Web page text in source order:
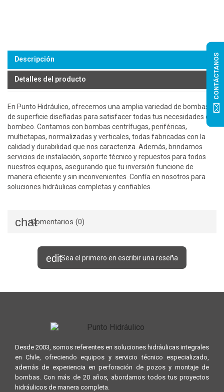
Descripción
Detalles del producto
En Punto Hidráulico, ofrecemos una amplia variedad de bombas
de superficie diseñadas para satisfacer todas tus necesidades de
bombeo. Contamos con bombas centrífugas, periféricas,
multietapas, normalizadas y verticales, todas fabricadas con la
calidad y durabilidad que nos caracteriza. Además, brindamos
servicios de instalación, soporte técnico y repuestos para todos
nuestros equipos, asegurando que tu inversión funcione de
manera eficiente y sin inconvenientes. Confía en nosotros para
soluciones hidráulicas completas y confiables.
Comentarios (0)
Sea el primero en escribir una reseña
Desde 2003, somos referentes en soluciones hidráulicas integrales
en Chile, ofreciendo equipos y servicio técnico especializado,
además de experiencia en perforación de pozos y montaje de
bombas. Con más de 20 años, abordamos todos tus proyectos
hidráulicos de manera completa.
CONTÁCTANOS